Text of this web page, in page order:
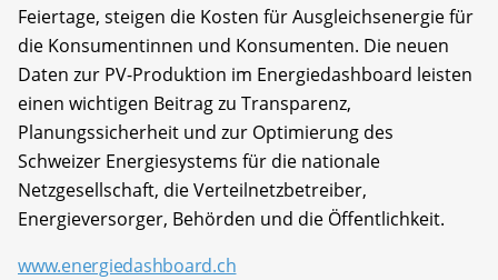
Feiertage, steigen die Kosten für Ausgleichsenergie für
die Konsumentinnen und Konsumenten. Die neuen
Daten zur PV-Produktion im Energiedashboard leisten
einen wichtigen Beitrag zu Transparenz,
Planungssicherheit und zur Optimierung des
Schweizer Energiesystems für die nationale
Netzgesellschaft, die Verteilnetzbetreiber,
Energieversorger, Behörden und die Öffentlichkeit.
www.energiedashboard.ch